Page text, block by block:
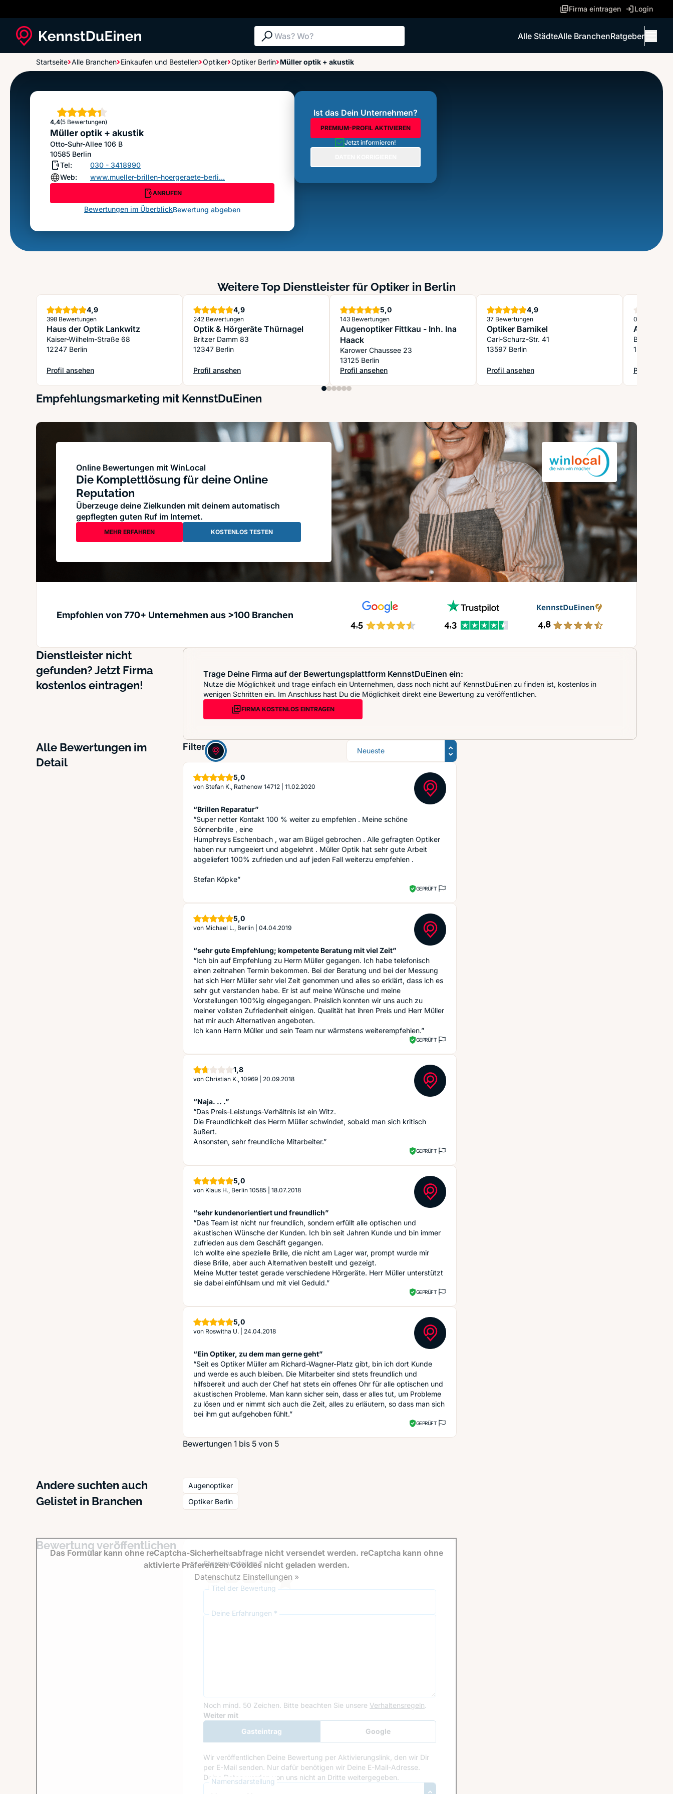
Firma eintragen Login
Suche: Was? Wo?
Alle StädteAlle BranchenRatgeber
Startseite Alle Branchen Einkaufen und Bestellen Optiker Optiker Berlin Müller optik + akustik
Müller optik + akustik
4,4
Sterne
(5 Bewertungen)
Müller optik + akustik
Otto-Suhr-Allee 106 B
10585 Berlin
Tel:
030 - 3418990
Web:
www.mueller-brillen-hoergeraete-berli...
ANRUFEN
Bewertungen im ÜberblickBewertung abgeben
Ist das Dein Unternehmen?
PREMIUM-PROFIL AKTIVIEREN
Jetzt informieren!
Weitere Top Dienstleister für Optiker in Berlin
4,9Sterne
398 Bewertungen
Haus der Optik Lankwitz
Kaiser-Wilhelm-Straße 68
12247 Berlin
Profil ansehen
: Haus der Optik Lankwitz
4,9Sterne
242 Bewertungen
Optik & Hörgeräte Thürnagel
Britzer Damm 83
12347 Berlin
Profil ansehen
: Optik & Hörgeräte Thürnagel
5,0Sterne
143 Bewertungen
Augenoptiker Fittkau - Inh. Ina
Haack
Karower Chaussee 23
13125 Berlin
Profil ansehen
: Augenoptiker Fittkau - Inh. Ina Haack
4,9Sterne
37 Bewertungen
Optiker Barnikel
Carl-Schurz-Str. 41
13597 Berlin
Profil ansehen
: Optiker Barnikel
0
13187 Berlin
Profil
:
Empfehlungsmarketing mit KennstDuEinen
Online Bewertungen mit WinLocal
Die Komplettlösung für deine Online
Reputation
Überzeuge deine Zielkunden mit deinem automatisch
gepflegten guten Ruf im Internet.
MEHR ERFAHREN KOSTENLOS TESTEN
Empfohlen von 770+ Unternehmen aus >100 Branchen
Dienstleister nicht
gefunden? Jetzt Firma
kostenlos eintragen!
Trage Deine Firma auf der Bewertungsplattform KennstDuEinen ein:
Nutze die Möglichkeit und trage einfach ein Unternehmen, dass noch nicht auf KennstDuEinen zu finden ist, kostenlos in
wenigen Schritten ein. Im Anschluss hast Du die Möglichkeit direkt eine Bewertung zu veröffentlichen.
FIRMA KOSTENLOS EINTRAGEN
Alle Bewertungen im
Detail
Filter: Sortierung
5,0Sterne
von Stefan K., Rathenow 14712 11.02.2020
“Brillen Reparatur”
“Super netter Kontakt 100 % weiter zu empfehlen . Meine schöne
Sönnenbrille , eine
Humphreys Eschenbach , war am Bügel gebrochen . Alle gefragten Optiker
haben nur rumgeeiert und abgelehnt . Müller Optik hat sehr gute Arbeit
abgeliefert 100% zufrieden und auf jeden Fall weiterzu empfehlen .
Stefan Köpke”
GEPRÜFT
5,0Sterne
von Michael L., Berlin 04.04.2019
“sehr gute Empfehlung; kompetente Beratung mit viel Zeit”
“Ich bin auf Empfehlung zu Herrn Müller gegangen. Ich habe telefonisch
einen zeitnahen Termin bekommen. Bei der Beratung und bei der Messung
hat sich Herr Müller sehr viel Zeit genommen und alles so erklärt, dass ich es
sehr gut verstanden habe. Er ist auf meine Wünsche und meine
Vorstellungen 100%ig eingegangen. Preislich konnten wir uns auch zu
meiner vollsten Zufriedenheit einigen. Qualität hat ihren Preis und Herr Müller
hat mir auch Alternativen angeboten.
Ich kann Herrn Müller und sein Team nur wärmstens weiterempfehlen.”
GEPRÜFT
1,8Sterne
von Christian K., 10969 20.09.2018
“Naja. .. .”
“Das Preis-Leistungs-Verhältnis ist ein Witz.
Die Freundlichkeit des Herrn Müller schwindet, sobald man sich kritisch
äußert.
Ansonsten, sehr freundliche Mitarbeiter.”
GEPRÜFT
5,0Sterne
von Klaus H., Berlin 10585 18.07.2018
“sehr kundenorientiert und freundlich”
“Das Team ist nicht nur freundlich, sondern erfüllt alle optischen und
akustischen Wünsche der Kunden. Ich bin seit Jahren Kunde und bin immer
zufrieden aus dem Geschäft gegangen.
Ich wollte eine spezielle Brille, die nicht am Lager war, prompt wurde mir
diese Brille, aber auch Alternativen bestellt und gezeigt.
Meine Mutter testet gerade verschiedene Hörgeräte. Herr Müller unterstützt
sie dabei einfühlsam und mit viel Geduld.”
GEPRÜFT
5,0Sterne
von Roswitha U. 24.04.2018
“Ein Optiker, zu dem man gerne geht”
“Seit es Optiker Müller am Richard-Wagner-Platz gibt, bin ich dort Kunde
und werde es auch bleiben. Die Mitarbeiter sind stets freundlich und
hilfsbereit und auch der Chef hat stets ein offenes Ohr für alle optischen und
akustischen Probleme. Man kann sicher sein, dass er alles tut, um Probleme
zu lösen und er nimmt sich auch die Zeit, alles zu erläutern, so dass man sich
bei ihm gut aufgehoben fühlt.”
GEPRÜFT
Bewertungen 1 bis 5 von 5
Andere suchten auch Augenoptiker
Gelistet in Branchen Optiker Berlin
Bewertung veröffentlichen
Sterne verteilen *
Titel der Bewertung
Deine Erfahrungen *
Noch mind. 50 Zeichen. Bitte beachten Sie unsere Verhaltensregeln.
Google Recaptcha
Weiter mit
Gasteintrag
Google
Anmeldung
Wir veröffentlichen Deine Bewertung per Aktivierungslink, den wir Dir
per E-Mail senden. Nur dafür benötigen wir Deine E-Mail-Adresse.
Deine Daten werden von uns nicht an Dritte weitergegeben.
Namensdarstellung
Das Formular kann ohne reCaptcha-Sicherheitsabfrage nicht versendet werden. reCaptcha kann ohne
aktivierte Präferenzen Cookies nicht geladen werden.
Datenschutz Einstellungen »